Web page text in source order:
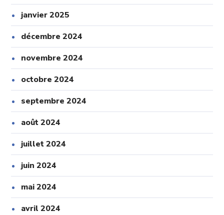
janvier 2025
décembre 2024
novembre 2024
octobre 2024
septembre 2024
août 2024
juillet 2024
juin 2024
mai 2024
avril 2024